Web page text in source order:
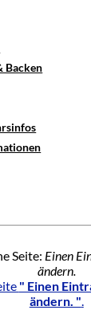
Backen
Seite: Einen
ändern.
" Einen
ändern. ".